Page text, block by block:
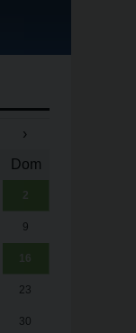
›
Dom
2
9
16
23
30